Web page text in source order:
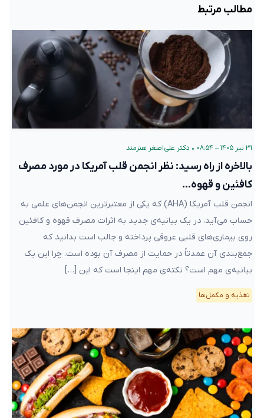
مطالب مرتبط
۳۱ تیر ۱۴۰۵ – ۰۸:۵۴ • دکتر علی‌اصغر هنرمند
بالاخره از راه رسید:‌ نظر انجمن قلب آمریکا در مورد مصرف
کافئین و قهوه…
انجمن قلب آمریکا (AHA) که یکی از معتبرترین انجمن‌های علمی به‌
حساب می‌آید، در یک بیانیه‌ی جدید به اثرات مصرف قهوه و کافئین
روی بیماری‌های قلبی عروقی پرداخته و جالب است بدانید که
جمع‌بندی آن عمدتاً در حمایت از مصرف آن بوده است. چرا این یک
بیانیه‌ی مهم است؟ نکته‌ی مهم اینجا است که این […]
تغذیه و مکمل‌ها